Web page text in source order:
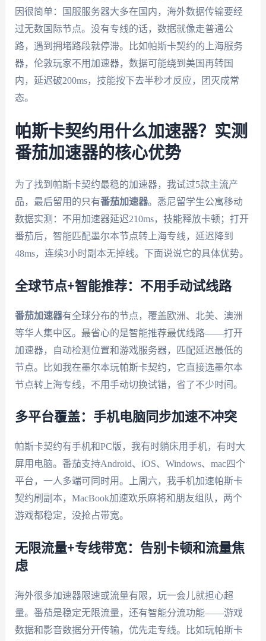
因很简单：国服服务器大多在国内，海外数据传输要经
过无数国际节点。没有专线的话，数据就像走普通公
路，遇到拥堵路段就停滞。比如帕斯卡契约的上海服务
器，伦敦玩家不用加速器，数据可能绕到美国再转国
内，延迟破200ms，技能按下去半秒才反应，团灭成常
态。
帕斯卡契约用什么加速器？实测
番茄加速器的核心优势
为了找到帕斯卡契约最稳的加速器，我试过5款主流产
品，最后留用的只有番茄加速器。悉尼留学生公寓移动
数据实测：不用加速器延迟210ms，技能释放卡顿；打开
番茄后，智能匹配墨尔本节点转上海专线，延迟降到
48ms，连续3小时副本无掉线。下面说说它的具体优势。
全球节点+智能推荐：不用手动试线路
番茄加速器有全球分布的节点，覆盖欧洲、北美、澳洲
等华人集中区。最省心的是智能推荐最优线路——打开
加速器，自动检测位置和游戏服务器，匹配延迟最低的
节点。比如我在墨尔本玩帕斯卡契约，它直接选墨尔本
节点转上海专线，不用手动切换试错，省了不少时间。
多平台覆盖：手机电脑同步加速不冲突
帕斯卡契约有手机和PC版，我有时躺床用手机，有时大
屏用电脑。番茄支持Android、iOS、Windows、mac四个
平台，一人多端可同时用。上周六，我手机加速帕斯卡
契约刷副本，MacBook加速欢乐麻将和朋友组队，两个
游戏都稳定，没抢占带宽。
无限流量+专线带宽：告别卡顿和流量焦
虑
海外很多加速器限速或流量有限，玩一会儿就担心超
量。番茄是稳定无限流量，还有智能分流功能——游戏
数据和影音数据分开传输，优先走专线。比如玩帕斯卡